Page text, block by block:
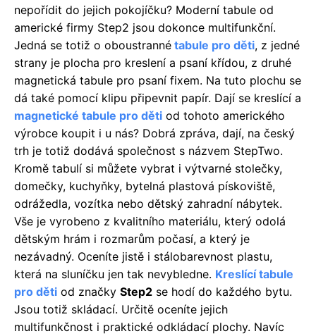
nepořídit do jejich pokojíčku? Moderní tabule od
americké firmy Step2 jsou dokonce multifunkční.
Jedná se totiž o oboustranné tabule pro děti, z jedné
strany je plocha pro kreslení a psaní křídou, z druhé
magnetická tabule pro psaní fixem. Na tuto plochu se
dá také pomocí klipu připevnit papír. Dají se kreslící a
magnetické tabule pro děti od tohoto amerického
výrobce koupit i u nás? Dobrá zpráva, dají, na český
trh je totiž dodává společnost s názvem StepTwo.
Kromě tabulí si můžete vybrat i výtvarné stolečky,
domečky, kuchyňky, bytelná plastová pískoviště,
odrážedla, vozítka nebo dětský zahradní nábytek.
Vše je vyrobeno z kvalitního materiálu, který odolá
dětským hrám i rozmarům počasí, a který je
nezávadný. Oceníte jistě i stálobarevnost plastu,
která na sluníčku jen tak nevybledne. Kreslící tabule
pro děti od značky Step2 se hodí do každého bytu.
Jsou totiž skládací. Určitě oceníte jejich
multifunkčnost i praktické odkládací plochy. Navíc